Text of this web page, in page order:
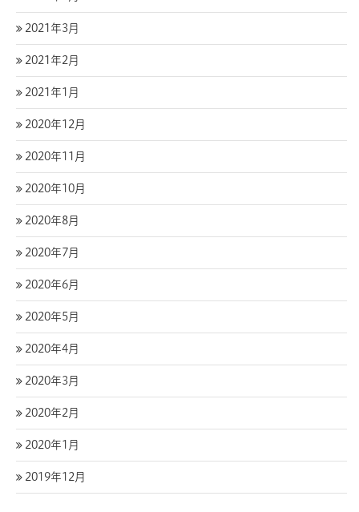
2021年3月
2021年2月
2021年1月
2020年12月
2020年11月
2020年10月
2020年8月
2020年7月
2020年6月
2020年5月
2020年4月
2020年3月
2020年2月
2020年1月
2019年12月